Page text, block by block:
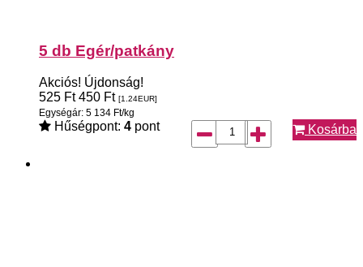
5 db Egér/patkány
Akciós! Újdonság!
525 Ft 450 Ft [1.24EUR]
Egységár: 5 134 Ft/kg
Hűségpont: 4 pont Kosárba